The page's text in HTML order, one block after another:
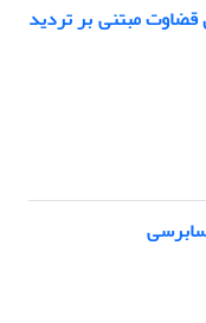
مبتنی بر تردید